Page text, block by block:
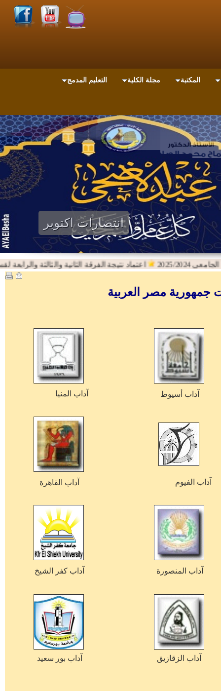
المكتبة مجلة الكلية التعليم المدمج
انتصارات اكتوبر
2024 اعتماد نتيجة الفرقة الثانية والثالثة والرابعة لقسم
آداب المنيا آداب أسيوط
آداب القاهرة آداب الفيوم
آداب كفر الشيخ آداب المنصورة
آداب بور سعيد آداب الزقازيق